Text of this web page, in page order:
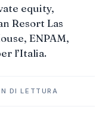
equity,
Resort Las
ENPAM,
l’Italia.
DI LETTURA